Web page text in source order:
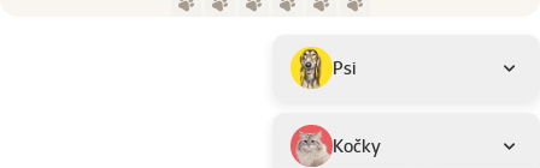
Podkategorie
Psi
Kočky